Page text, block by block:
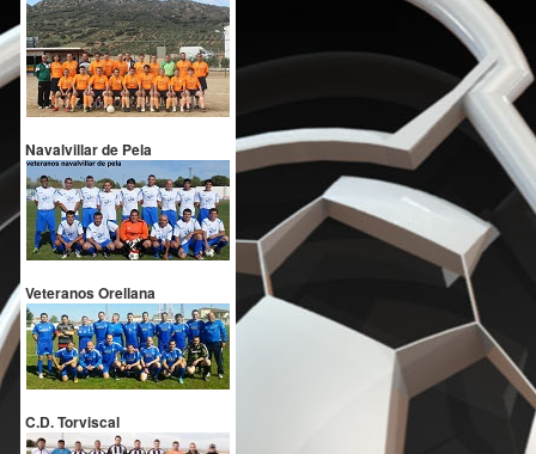
Navalvillar de Pela
Veteranos Orellana
C.D. Torviscal